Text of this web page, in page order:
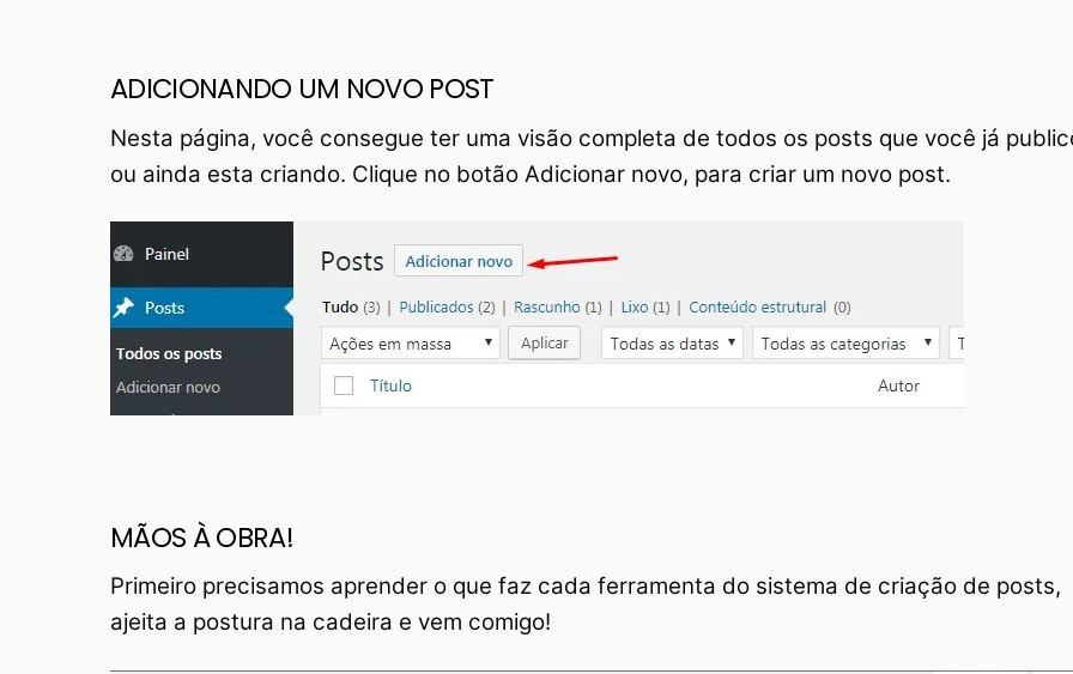
ADICIONANDO UM NOVO POST
Nesta página, você consegue ter uma visão completa de todos os posts que você já
ou ainda esta criando. Clique no botão Adicionar novo, para criar um novo post.
MÃOS À OBRA!
Primeiro precisamos aprender o que faz cada ferramenta do sistema de criação de posts,
ajeita a postura na cadeira e vem comigo!